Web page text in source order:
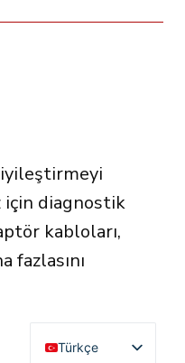
iyileştirmeyi
için diagnostik
kabloları,
fazlasını
Türkçe